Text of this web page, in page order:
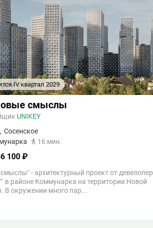
IV квартал 2029
1
смыслы
UNIKEY
, Сосенское
16 мин.
100 ₽
- архитектурный проект от
в районе Коммунарка на территории Новой
В окружении много пар...